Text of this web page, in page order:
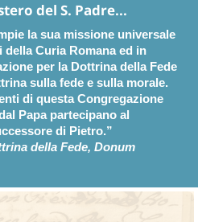
del S. Padre...
la sua missione universale
Curia Romana ed in
per la Dottrina della Fede
sulla fede e sulla morale.
di questa Congregazione
Papa partecipano al
di Pietro.”
della Fede, Donum
cattolica...
la Dottrina della Fede è aiutare
nell’annuncio del Vangelo
e tutelando l’integrità
fede e la morale, attingendo al
anche una sempre più
alle nuove questioni.”
art. 69)
la fede...
fede, i costumi e la morale
(1542) alla Praedicate
stata, sia pur con approcci
per la Dottrina della Fede,
era «Sacra Romana e
(Card. Víctor